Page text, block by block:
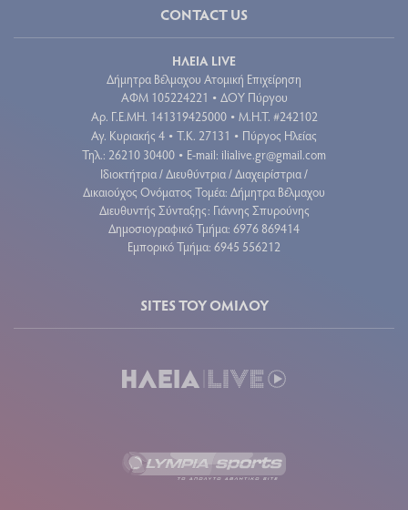
CONTACT US
ΗΛΕΙΑ LIVE
Δήμητρα Βέλμαχου Ατομική Επιχείρηση
ΑΦΜ 105224221 • ΔΟΥ Πύργου
Aρ. Γ.Ε.ΜΗ. 141319425000 • Μ.Η.Τ. #242102
Αγ. Κυριακής 4 • Τ.Κ. 27131 • Πύργος Ηλείας
Τηλ.: 26210 30400 • E-mail: ilialive.gr@gmail.com
Ιδιοκτήτρια / Διευθύντρια / Διαχειρίστρια /
Δικαιούχος Ονόματος Τομέα: Δήμητρα Βέλμαχου
Διευθυντής Σύνταξης: Γιάννης Σπυρούνης
Δημοσιογραφικό Τμήμα: 6976 869414
Εμπορικό Τμήμα: 6945 556212
SITES ΤΟΥ ΟΜΙΛΟΥ